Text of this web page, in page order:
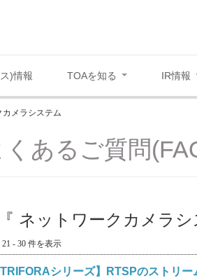
)情報 TOAを知る IR情報
カメラシステム
くあるご質問
『 ネットワークカメラ
21 - 30 件を表示
TRIFORAシリーズ】RTSPのストリ